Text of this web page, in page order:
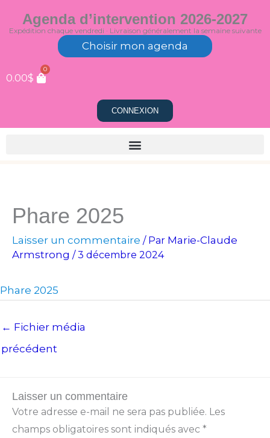
au
Agenda d’intervention 2026-2027
Expédition chaque vendredi · Livraison généralement la semaine suivante
Choisir mon agenda
0.00$
0
CONNEXION
Phare 2025
Laisser un commentaire / Par Marie-Claude
Armstrong /3 décembre 2024
Phare 2025
← Fichier média
précédent
Laisser un commentaire
Votre adresse e-mail ne sera pas publiée. Les
champs obligatoires sont indiqués avec *